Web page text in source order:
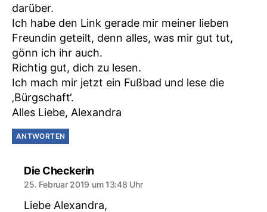
darüber.
Ich habe den Link gerade mir meiner lieben
Freundin geteilt, denn alles, was mir gut tut,
gönn ich ihr auch.
Richtig gut, dich zu lesen.
Ich mach mir jetzt ein Fußbad und lese die
‚Bürgschaft‘.
Alles Liebe, Alexandra
ANTWORTEN
Die Checkerinsagt:
25. Februar 2019 um 13:48 Uhr
Liebe Alexandra,